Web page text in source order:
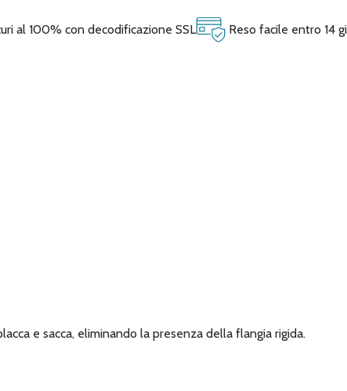
al 100% con decodificazione SSL Reso facile entro 14
e sacca, eliminando la presenza della flangia rigida.